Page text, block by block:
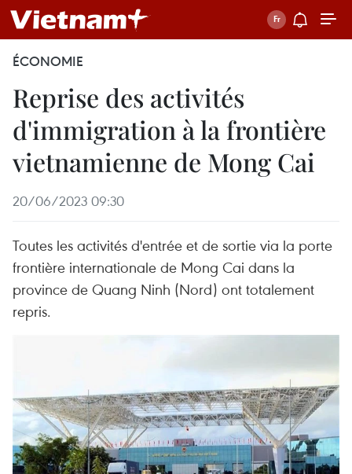
ÉCONOMIE
Reprise des activités
d'immigration à la frontière
vietnamienne de Mong Cai
20/06/2023 09:30
Toutes les activités d'entrée et de sortie via la porte
frontière internationale de Mong Cai dans la
province de Quang Ninh (Nord) ont totalement
repris.